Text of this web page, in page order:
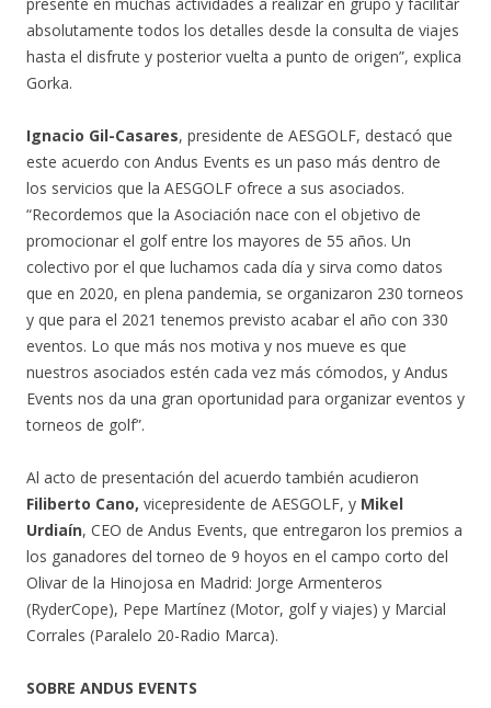
absolutamente todos los detalles desde la consulta de viajes
hasta el disfrute y posterior vuelta a punto de origen”, explica
Gorka.
Ignacio Gil-Casares, presidente de AESGOLF, destacó que
este acuerdo con Andus Events es un paso más dentro de
los servicios que la AESGOLF ofrece a sus asociados.
“Recordemos que la Asociación nace con el objetivo de
promocionar el golf entre los mayores de 55 años. Un
colectivo por el que luchamos cada día y sirva como datos
que en 2020, en plena pandemia, se organizaron 230 torneos
y que para el 2021 tenemos previsto acabar el año con 330
eventos. Lo que más nos motiva y nos mueve es que
nuestros asociados estén cada vez más cómodos, y Andus
Events nos da una gran oportunidad para organizar eventos y
torneos de golf”.
Al acto de presentación del acuerdo también acudieron
Filiberto Cano, vicepresidente de AESGOLF, y Mikel
Urdiaín, CEO de Andus Events, que entregaron los premios a
los ganadores del torneo de 9 hoyos en el campo corto del
Olivar de la Hinojosa en Madrid: Jorge Armenteros
(RyderCope), Pepe Martínez (Motor, golf y viajes) y Marcial
Corrales (Paralelo 20-Radio Marca).
SOBRE ANDUS EVENTS